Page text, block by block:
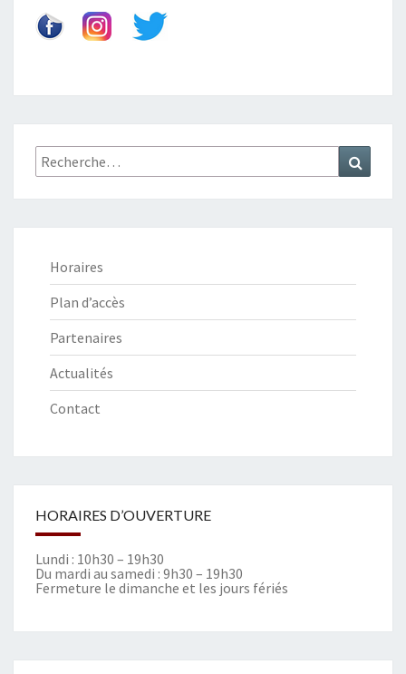
Recherche
:
Horaires
Plan d’accès
Partenaires
Actualités
Contact
HORAIRES D’OUVERTURE
Lundi : 10h30 – 19h30
Du mardi au samedi : 9h30 – 19h30
Fermeture le dimanche et les jours fériés